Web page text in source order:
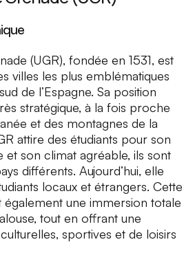
(UGR), fondée en 1531, est
villes les plus emblématiques
de l’Espagne. Sa position
stratégique, à la fois proche
et des montagnes de la
attire des étudiants pour son
et son climat agréable, ils sont
différents. Aujourd’hui, elle
locaux et étrangers. Cette
une immersion totale
tout en offrant une
sportives et de loisirs